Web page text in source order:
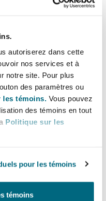
autoriserez dans cette
nos services et à
notre site. Pour plus
des paramètres ou
témoins. Vous pouvez
des témoins en tout
Politique sur les
pour les témoins
témoins
spécialisée